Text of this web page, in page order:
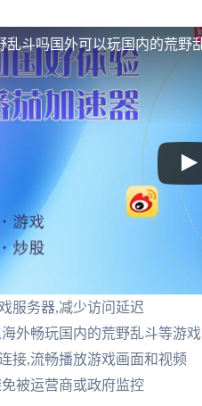
乱斗吗国外可以玩国内的荒野
服务器,减少访问延迟
外畅玩国内的荒野乱斗等游戏
接,流畅播放游戏画面和视频
被运营商或政府监控